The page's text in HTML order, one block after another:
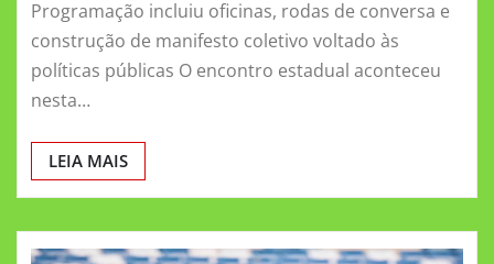
Programação incluiu oficinas, rodas de conversa e
construção de manifesto coletivo voltado às
políticas públicas O encontro estadual aconteceu
nesta…
LEIA MAIS